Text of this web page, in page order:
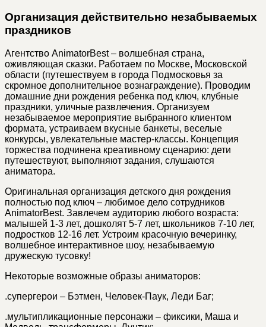
Организация действительно незабываемых
праздников
Агентство AnimatorBest – волшебная страна,
оживляющая сказки. Работаем по Москве, Московской
области (путешествуем в города Подмосковья за
скромное дополнительное вознаграждение). Проводим
домашние дни рождения ребенка под ключ, клубные
праздники, уличные развлечения. Организуем
незабываемое мероприятие выбранного клиентом
формата, устраиваем вкусные банкеты, веселые
конкурсы, увлекательные мастер-классы. Концепция
торжества подчинена креативному сценарию: дети
путешествуют, выполняют задания, слушаются
аниматора.
Оригинальная организация детского дня рождения
полностью под ключ – любимое дело сотрудников
AnimatorBest. Завлечем аудиторию любого возраста:
малышей 1-3 лет, дошколят 5-7 лет, школьников 7-10 лет,
подростков 12-16 лет. Устроим красочную вечеринку,
волшебное интерактивное шоу, незабываемую
дружескую тусовку!
Некоторые возможные образы аниматоров:
.супергерои – Бэтмен, Человек-Паук, Леди Баг;
.мультипликационные персонажи – фиксики, Маша и